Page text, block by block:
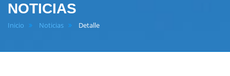
NOTICIAS
Inicio Noticias Detalle